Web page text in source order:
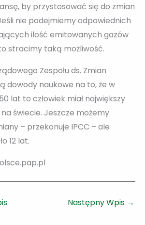
by przystosować się do zmian
nie podejmiemy odpowiednich
ilość emitowanych gazów
stracimy taką możliwość.
Zespołu ds. Zmian
dowody naukowe na to, że w
lat to człowiek miał największy
świecie. Jeszcze możemy
– przekonuje IPCC – ale
12 lat.
Następny Wpis →